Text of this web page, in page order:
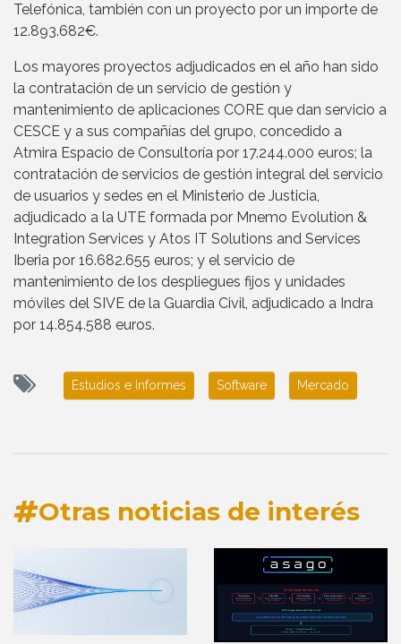
Telefónica, también con un proyecto por un importe de
12.893.682€.
Los mayores proyectos adjudicados en el año han sido
la contratación de un servicio de gestión y
mantenimiento de aplicaciones CORE que dan servicio a
CESCE y a sus compañías del grupo, concedido a
Atmira Espacio de Consultoría por 17.244.000 euros; la
contratación de servicios de gestión integral del servicio
de usuarios y sedes en el Ministerio de Justicia,
adjudicado a la UTE formada por Mnemo Evolution &
Integration Services y Atos IT Solutions and Services
Iberia por 16.682.655 euros; y el servicio de
mantenimiento de los despliegues fijos y unidades
móviles del SIVE de la Guardia Civil, adjudicado a Indra
por 14.854.588 euros.
Estudios e Informes Software Mercado
Otras noticias de interés